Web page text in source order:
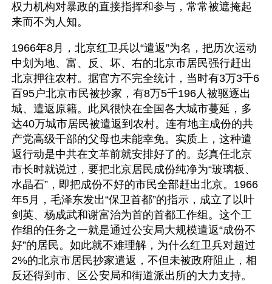
权力机构对暴政的直接指挥和参与，常常被遮掩起
来而不为人知。
1966年8月，北京红卫兵以“遣返”为名，把历次运动
中划为地、富、反、坏、右的北京市居民强行赶出
北京押往农村。据官方不完全统计，当时有3万3千6
百95户北京市民被抄家，有8万5千196人被驱逐出
城、遣返原籍。此风很快在全国各大城市蔓延，多
达40万城市居民被遣返到农村。连有地主成份的共
产党高级干部的父母也未能幸免。实质上，这种遣
返行动是中共在文革前就安排好了的。彭真任北京
市长时就说过，要把北京居民成份纯净为“玻璃板、
水晶石”，即把成份不好的市民全部赶出北京。1966
年5月，毛泽东发出“保卫首都”的指示，成立了以叶
剑英、杨成武和谢富治为首的首都工作组。这个工
作组的任务之一就是通过公安局大规模遣返“成份不
好”的居民。如此就不难理解，为什么红卫兵对超过
2%的北京市居民抄家遣返，不但未被政府阻止，相
反还得到市、区公安局和街道派出所的大力支持。